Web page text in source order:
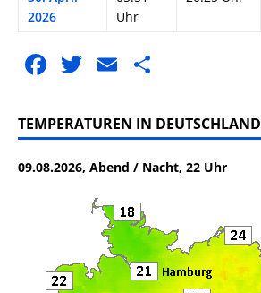
2026
Uhr
F
c
e
b
k
T
it
te
r
E
ai
l
le
n
TEMPERATUREN IN DEUTSCHLAND
09.08.2026, Abend / Nacht, 22 Uhr